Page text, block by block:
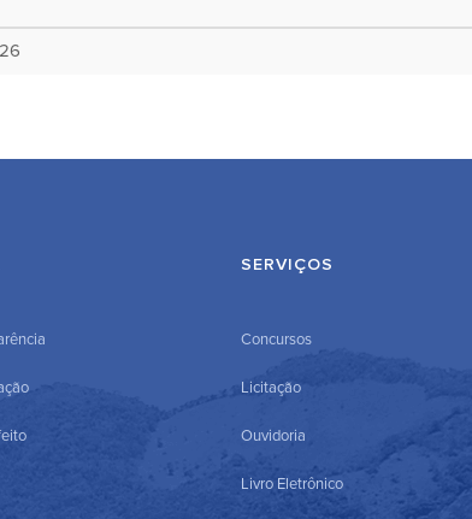
SERVIÇOS
Concursos
Licitação
Ouvidoria
Livro Eletrônico